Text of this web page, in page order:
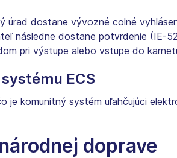
úrad dostane vývozné colné
následne dostane potvrdenie (IE-
pri výstupe alebo vstupe do
ECS
je komunitný systém uľahčujúci
doprave